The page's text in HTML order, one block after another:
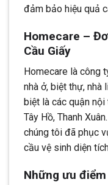
đảm bảo hiệu quả
Homecare –
Cầu Giấy
Homecare là công
nhà ở, biệt thự, nhà
biệt là các quận nội
Tây Hồ, Thanh
chúng tôi đã phục
cầu vệ sinh diện
Những ưu